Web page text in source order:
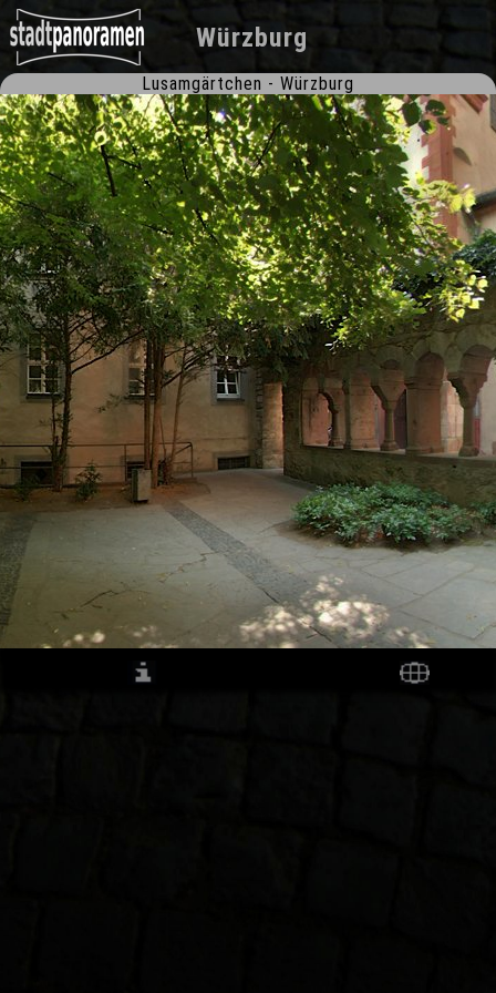
Würzburg
Lusamgärtchen - Würzburg